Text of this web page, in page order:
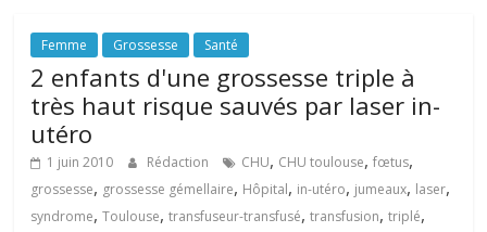
Femme Grossesse Santé
2 enfants d'une grossesse triple à
très haut risque sauvés par laser in-
utéro
1 juin 2010 Rédaction CHU, CHU toulouse,fœtus,
grossesse, grossesse gémellaire, Hôpital, in-utéro, jumeaux, laser,
syndrome,Toulouse,transfuseur-transfusé,transfusion,triplé,